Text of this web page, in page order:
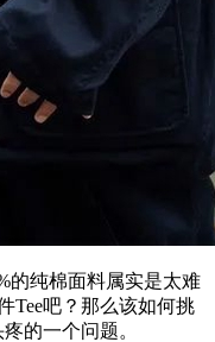
纯棉面料属实是太难
Tee吧？那么该如何挑
的一个问题。